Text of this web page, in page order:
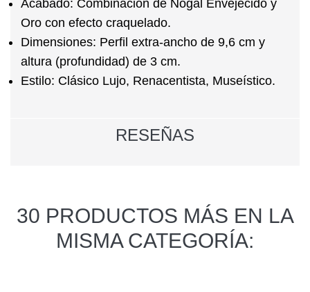
Acabado: Combinación de Nogal Envejecido y
Oro con efecto craquelado.
Dimensiones: Perfil extra-ancho de 9,6 cm y
altura (profundidad) de 3 cm.
Estilo: Clásico Lujo, Renacentista, Museístico.
RESEÑAS
30 PRODUCTOS MÁS EN LA
MISMA CATEGORÍA: